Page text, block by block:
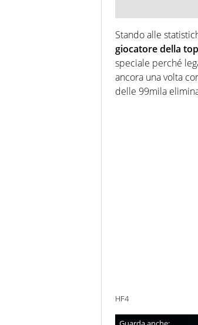
Stando alle
giocatore della
speciale perché
ancora una volta
delle 99mila
HF4